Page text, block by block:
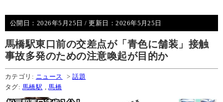
公開日： 2026年5月25日 / 更新日：2026年5月25日
馬橋駅東口前の交差点が「青色に舗装」接触
事故多発のための注意喚起が目的か
カテゴリ: ニュース >話題
タグ: 馬橋駅 馬橋